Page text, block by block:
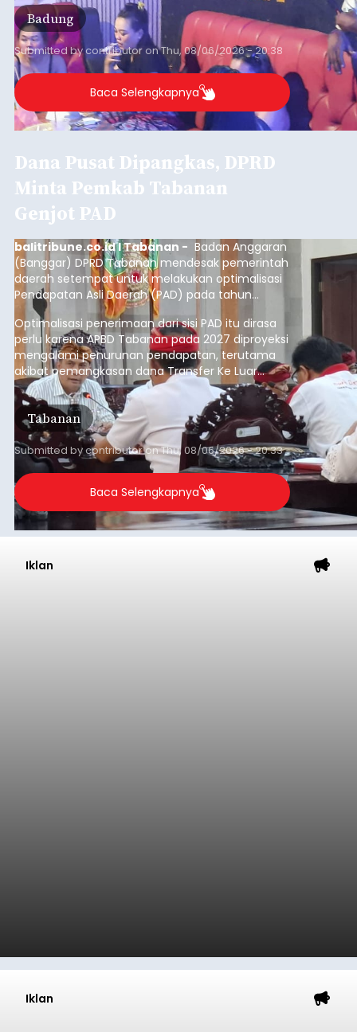
Badung
Submitted bycontributoronThu, 08/06/2026 - 20:38
Baca Selengkapnya
Dana Pusat Dipangkas, DPRD
Minta Pemkab Tabanan
Genjot PAD
balitribune.co.id I Tabanan - Badan Anggaran
(Banggar) DPRD Tabanan mendesak pemerintah
daerah setempat untuk melakukan optimalisasi
Pendapatan Asli Daerah (PAD) pada tahun
anggaran 2027.
Optimalisasi penerimaan dari sisi PAD itu dirasa
perlu karena APBD Tabanan pada 2027 diproyeksi
mengalami penurunan pendapatan, terutama
akibat pemangkasan dana Transfer Ke Luar
Daerah (TKD) dari pemerintah pusat.
Tabanan
Submitted bycontributoronThu, 08/06/2026 - 20:33
Baca Selengkapnya
Iklan
Iklan